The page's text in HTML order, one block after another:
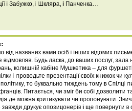
і Забужко, і Шкляра, і Панченка…
названих вами осіб і інших відомих
відмовляв. Будь ласка, до ваших послуг, зала
колишній кабіне Мушкетика – для
і проводьте презентації своїх книжок чи
то буквально тиждень тому в Спілці
Питається, чи зміг би собі дозволити
де можна критикувати чи пропонувати.
друкує опозицонерів і ще повернути в